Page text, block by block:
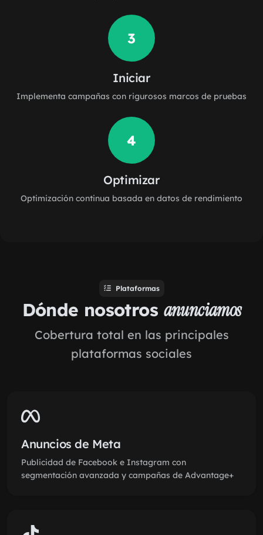
3
Iniciar
Implementa campañas con rigurosos marcos de pruebas
4
Optimizar
Optimización continua basada en datos de rendimiento
Plataformas
Dónde nosotros anunciamos
Cobertura total en las principales
plataformas sociales
Anuncios de Meta
Publicidad de Facebook e Instagram con
segmentación avanzada y campañas de Advantage+